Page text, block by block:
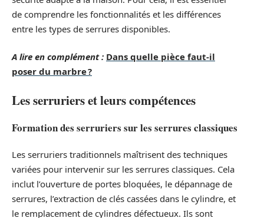
de comprendre les fonctionnalités et les différences
entre les types de serrures disponibles.
A lire en complément : Dans quelle pièce faut-il
poser du marbre ?
Les serruriers et leurs compétences
Formation des serruriers sur les serrures classiques
Les serruriers traditionnels maîtrisent des techniques
variées pour intervenir sur les serrures classiques. Cela
inclut l’ouverture de portes bloquées, le dépannage de
serrures, l’extraction de clés cassées dans le cylindre, et
le remplacement de cylindres défectueux. Ils sont